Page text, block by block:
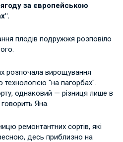
за європейською
плодів подружжя розповіло
розпочала вирощування
"на пагорбах".
однаковий — різниця лише в
Яна.
ремонтантних сортів, які
десь приблизно на